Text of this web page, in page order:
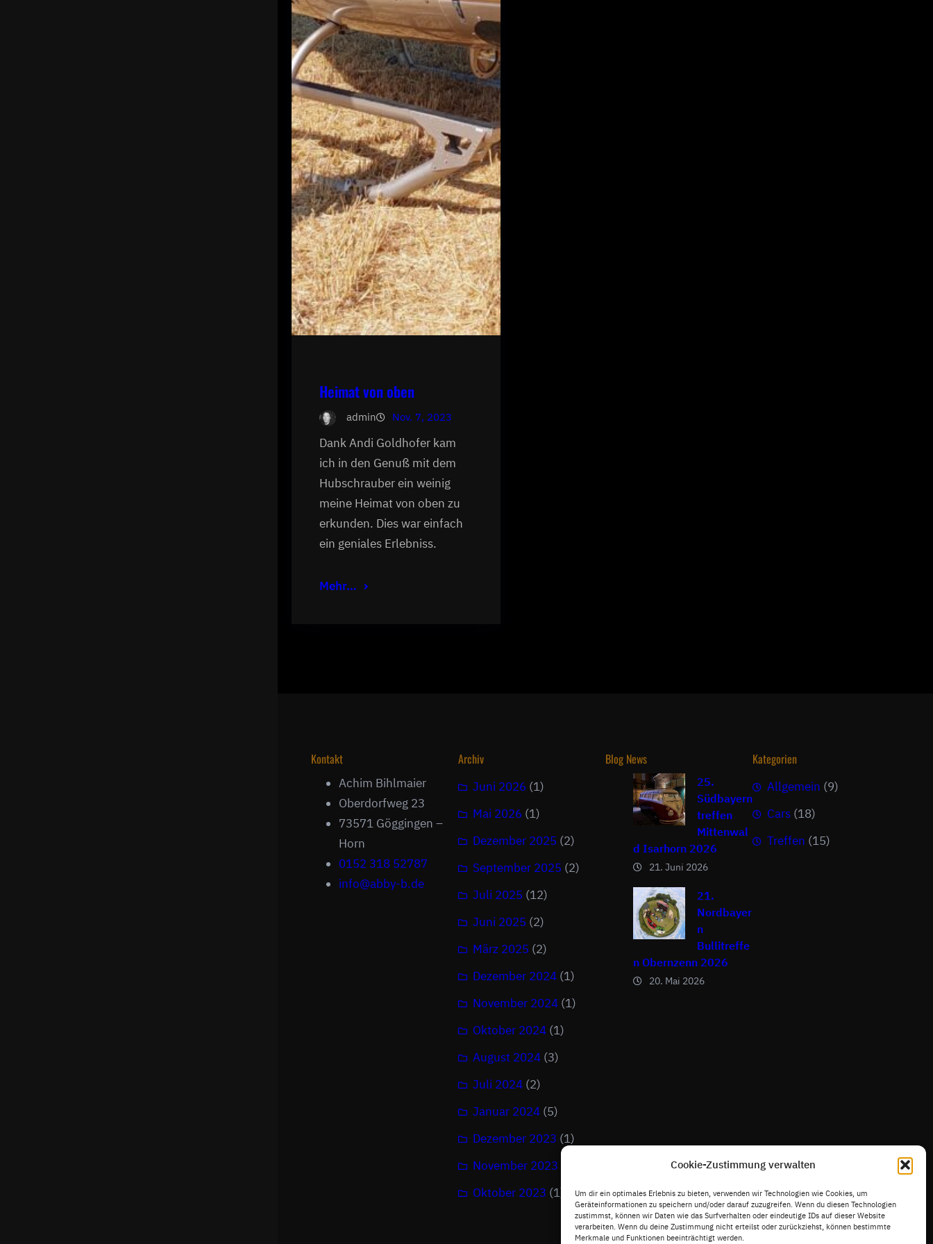
Cookie-Zustimmung verwalten
Um dir ein optimales Erlebnis zu bieten, verwenden wir Technologien wie Cookies, um
Geräteinformationen zu speichern und/oder darauf zuzugreifen. Wenn du diesen Technologien
zustimmst, können wir Daten wie das Surfverhalten oder eindeutige IDs auf dieser Website
verarbeiten. Wenn du deine Zustimmung nicht erteilst oder zurückziehst, können bestimmte
Merkmale und Funktionen beeinträchtigt werden.
Heimat von oben
admin Nov. 7, 2023
Dank Andi Goldhofer kam
ich in den Genuß mit dem
Hubschrauber ein weinig
meine Heimat von oben zu
erkunden. Dies war einfach
ein geniales Erlebniss.
Mehr…
Kontakt
Achim Bihlmaier
Oberdorfweg 23
73571 Göggingen –
Horn
0152 318 52787
info@abby-b.de
Archiv
Juni 2026 (1)
Mai 2026 (1)
Dezember 2025 (2)
September 2025 (2)
Juli 2025 (12)
Juni 2025 (2)
März 2025 (2)
Dezember 2024 (1)
November 2024 (1)
Oktober 2024 (1)
August 2024 (3)
Juli 2024 (2)
Januar 2024 (5)
Dezember 2023 (1)
November 2023
Oktober 2023 (1)
Blog News
25.
Südbayern
treffen
Mittenwal
d Isarhorn 2026
21. Juni 2026
21.
Nordbayer
n
Bullitreffe
n Obernzenn 2026
20. Mai 2026
Kategorien
Allgemein (9)
Cars (18)
Treffen (15)